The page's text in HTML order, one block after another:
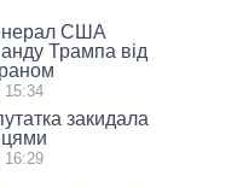
США
Трампа від
15:34
закидала
16:29